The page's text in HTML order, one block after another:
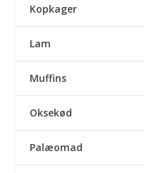
Kopkager
Lam
Muffins
Oksekød
Palæomad